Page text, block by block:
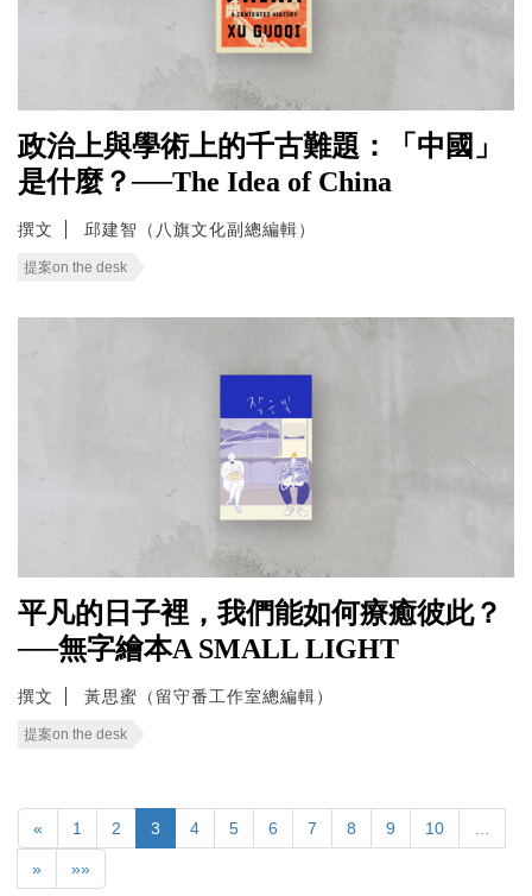
政治上與學術上的千古難題：「中國」
是什麼？──The Idea of China
撰文 邱建智（八旗文化副總編輯）
提案on the desk
平凡的日子裡，我們能如何療癒彼此？
──無字繪本A SMALL LIGHT
撰文 黃思蜜（留守番工作室總編輯）
提案on the desk
« 1 2 3 4 5 6 7 8 9 10
» »»